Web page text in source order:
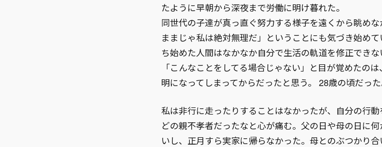
たように早朝から深夜まで労働に明け暮れた。
同世代の子達が真っ直ぐ努力する様子を遠くから眺め
ままじゃ私は絶対無理だ」ということにも気づき始め
ち始めた人間はなかなか自分で生活の軌道を修正でき
「こんなことをしてる場合じゃない」と目が覚めたの
明になってしまってからだったと思う。 28歳の頃だった
私は非行に走ったりすることはなかったが、自分の行
どの親不孝者だったなと心が痛む。父の日や母の日に
いし、正月すら実家に帰らなかった。母とのぶつかり